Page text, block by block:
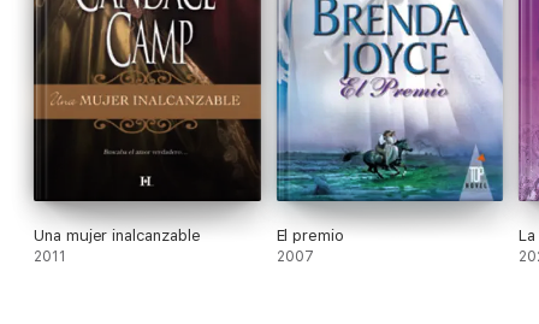
Una mujer inalcanzable
2011
El premio
2007